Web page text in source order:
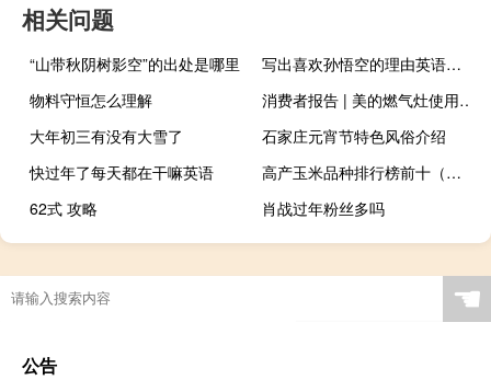
相关问题
“山带秋阴树影空”的出处是哪里
写出喜欢孙悟空的理由英语（写出喜欢孙悟空的理由）
物料守恒怎么理解
消费者报告 | 美的燃气灶使用4天就自爆（820美的燃气灶爆炸事件简介）
大年初三有没有大雪了
石家庄元宵节特色风俗介绍
快过年了每天都在干嘛英语
高产玉米品种排行榜前十（高产玉米品种排行榜）
62式 攻略
肖战过年粉丝多吗
☚
公告